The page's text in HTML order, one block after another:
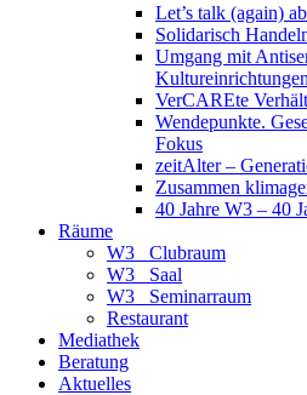
Let’s talk (again)
Solidarisch
Umgang mit
Kultureinrichtungen
VerCAREte
Wendepunkte.
Fokus
zeitAlter –
Zusammen
40 Jahre W3 – 40
Räume
W3_ Clubraum
W3_ Saal
W3_ Seminarraum
Restaurant
Mediathek
Beratung
Aktuelles